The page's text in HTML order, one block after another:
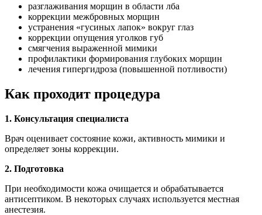
разглаживания морщин в области лба
коррекции межбровных морщин
устранения «гусиных лапок» вокруг глаз
коррекции опущения уголков губ
смягчения выраженной мимики
профилактики формирования глубоких морщин
лечения гипергидроза (повышенной потливости)
Как проходит процедура
1. Консультация специалиста
Врач оценивает состояние кожи, активность мимики и
определяет зоны коррекции.
2. Подготовка
При необходимости кожа очищается и обрабатывается
антисептиком. В некоторых случаях используется местная
анестезия.